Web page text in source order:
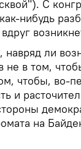
С
нибудь
ли
не в том,
чтобы, во-
и
на